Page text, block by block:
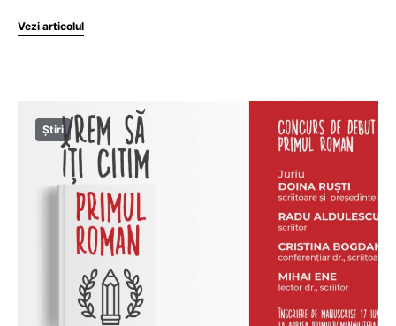
Vezi articolul
Știri